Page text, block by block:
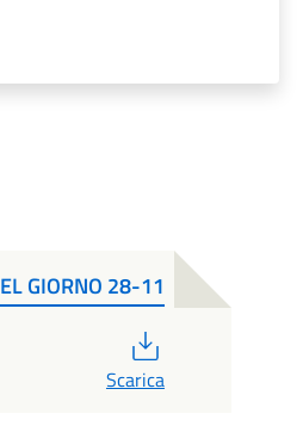
GIORNO 28-11
Scarica